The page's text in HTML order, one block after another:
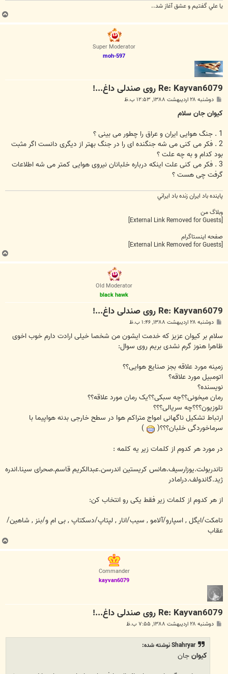
يا علي گفتيم و عشق آغاز شد..
ب
ا
Super Moderator
moh-597
Re: Kayvan6079 روی صندلی داغ...!
پ
ت
دوشنبه ۲۸ اردیبهشت ۱۳۸۸, ۱۲:۵۳ ب.ظ
کیوان جان سلام
1 . جنگ هوایی ایران و عراق را چطور می بینی ؟
2 . فکر می کنی می شه جنگنده ای را در جنگ بهتر از دیگری دانست اگر مثبت
بود کدام و به چه علت ؟
3 . فکر می کنی علت اینکه درباره خلبانان نیروی هوایی کمتر می شه اطلاعات
گرفت چی هست ؟
پاينده باد ايران زنده باد ايراني
وبلاگ من
صفحه اینستاگرام
ب
ا
Old Moderator
black hawk
Re: Kayvan6079 روی صندلی داغ...!
پ
ت
دوشنبه ۲۸ اردیبهشت ۱۳۸۸, ۱:۴۶ ب.ظ
سلام بر کیوان عزیز که خدمت ایشون من شخصا خیلی ارادت دارم خوب اخوی
ظاهرا هنوز گرم نشدی بریم روی سوال:
زمینه مورد علاقه بجز صنایع هوایی؟؟
اتومبیل مورد علاقه؟
نویسنده؟
رمان میخونی؟؟چه سبکی؟؟یک رمان مورد علاقه؟؟
تلوزیون؟؟؟چه سریالی؟؟؟
ارتباط تشکیل ناگهانی امواج متراکم هوا در سطح خارجی بدنه هواپیما با
سرماخوردگی خلبان؟؟؟(
)
در مورد هر کدوم از کلمات زیر یه کلمه :
تاندربولت.یوزارسیف.هانس کریستین اندرسن.عبدالکریم قاسم.صحرای سینا.اندره
ژید.گاندولف.درامادر
از هر کدوم از کلمات زیر فقط یکی رو انتخاب کن:
تامکت/ایگل , اسپارو/آلامو , سیب/انار , لپتاپ/دسکتاپ , بی ام و/بنز , شاهین/
عقاب
ب
ا
Commander
kayvan6079
Re: Kayvan6079 روی صندلی داغ...!
پ دوشنبه ۲۸ اردیبهشت ۱۳۸۸, ۷:۵۵ ب.ظ
Shahryar نوشته شده:
کیوانجان